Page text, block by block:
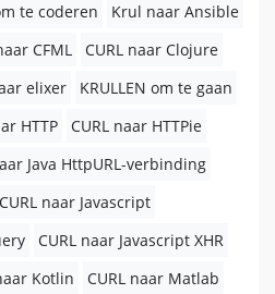
te coderen
Krul naar Ansible
CFML
CURL naar Clojure
elixer
KRULLEN om te gaan
HTTP
CURL naar HTTPie
Java HttpURL-verbinding
CURL naar Javascript
CURL naar Javascript XHR
Kotlin
CURL naar Matlab